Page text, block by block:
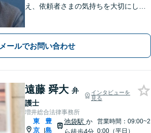
え、依頼者さまの気持ちを大切にした
メールでお問い合わせ
遠藤 舜大 弁
護士
インタビューを
見る
増井総合法律事務所
東
京 |
豊
島
池袋駅 か
営業時間：09:00~2
0:00（平日）